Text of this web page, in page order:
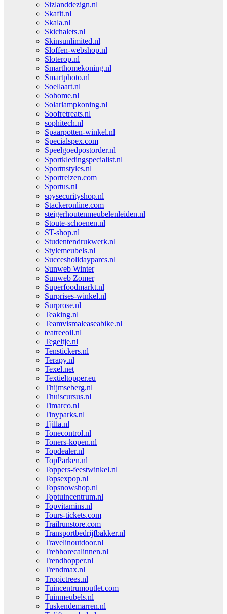
Sizlanddezign.nl
Skafit.nl
Skala.nl
Skichalets.nl
Skinsunlimited.nl
Sloffen-webshop.nl
Sloterop.nl
Smarthomekoning.nl
Smartphoto.nl
Soellaart.nl
Sohome.nl
Solarlampkoning.nl
Soofretreats.nl
sophitech.nl
Spaarpotten-winkel.nl
Specialspex.com
Speelgoedpostorder.nl
Sportkledingspecialist.nl
Sportnstyles.nl
Sportreizen.com
Sportus.nl
spysecurityshop.nl
Stackeronline.com
steigerhoutenmeubelenleiden.nl
Stoute-schoenen.nl
ST-shop.nl
Studentendrukwerk.nl
Stylemeubels.nl
Succesholidayparcs.nl
Sunweb Winter
Sunweb Zomer
Superfoodmarkt.nl
Surprises-winkel.nl
Surprose.nl
Teaking.nl
Teamvismaleaseabike.nl
teatreeoil.nl
Tegeltje.nl
Tenstickers.nl
Terapy.nl
Texel.net
Textieltopper.eu
Thijmseberg.nl
Thuiscursus.nl
Timarco.nl
Tinyparks.nl
Tjilla.nl
Tonecontrol.nl
Toners-kopen.nl
Topdealer.nl
TopParken.nl
Toppers-feestwinkel.nl
Topsexpop.nl
Topsnowshop.nl
Toptuincentrum.nl
Topvitamins.nl
Tours-tickets.com
Trailrunstore.com
Transportbedrijfbakker.nl
Travelinoutdoor.nl
Trebhorecalinnen.nl
Trendhopper.nl
Trendmax.nl
Tropictrees.nl
Tuincentrumoutlet.com
Tuinmeubels.nl
Tuskendemarren.nl